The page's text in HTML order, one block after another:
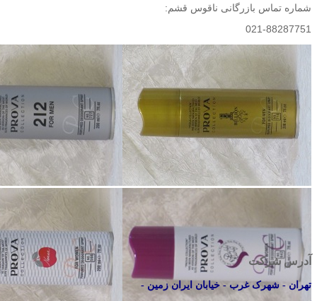
شماره تماس بازرگانی ناقوس قشم:
021-88287751
آدرس شرکت
تهران - شهرک غرب - خیابان ایران زمین -